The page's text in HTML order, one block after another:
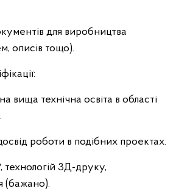
для виробництва
описів тощо).
вища технічна освіта в області
роботи в подібних проектах.
3Д-друку,
(бажано).